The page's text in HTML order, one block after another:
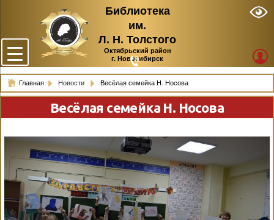
Библиотека
им.
Л. Н. Толстого
Октябрьский район
г. Новосибирск
Главная Новости Весёлая семейка Н. Носова
Весёлая семейка Н. Носова